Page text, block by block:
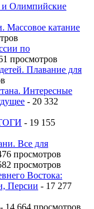
и Олимпийские
Массовое катание
по
просмотров
Плавание для
Интересные
- 20 332
- 19 155
Все для
просмотров
просмотров
Востока:
Персии - 17 277
- 14 664 просмотров